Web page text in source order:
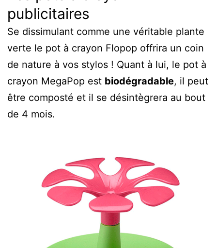
publicitaires
Se dissimulant comme une véritable plante
verte le pot à crayon Flopop offrira un coin
de nature à vos stylos ! Quant à lui, le pot à
crayon MegaPop est biodégradable, il peut
être composté et il se désintègrera au bout
de 4 mois.